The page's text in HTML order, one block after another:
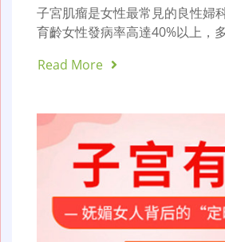
子宮肌瘤是女性最常見的良性婦
育齡女性發病率高達40%以上，
Read More